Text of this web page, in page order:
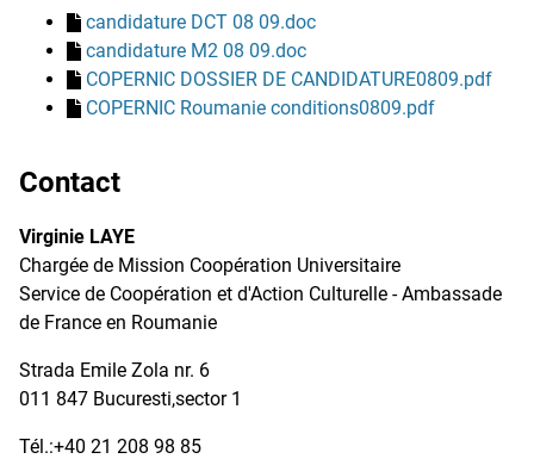
candidature DCT 08 09.doc
candidature M2 08 09.doc
COPERNIC DOSSIER DE CANDIDATURE0809.pdf
COPERNIC Roumanie conditions0809.pdf
Contact
Virginie LAYE
Chargée de Mission Coopération Universitaire
Service de Coopération et d'Action Culturelle - Ambassade
de France en Roumanie
Strada Emile Zola nr. 6
011 847 Bucuresti,sector 1
Tél.:+40 21 208 98 85